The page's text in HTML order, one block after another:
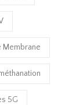
Membrane
5G